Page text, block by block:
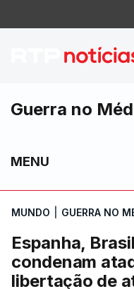
Guerra no
MENU
MUNDO GUERRA NO
Espanha,
condenam
libertação de